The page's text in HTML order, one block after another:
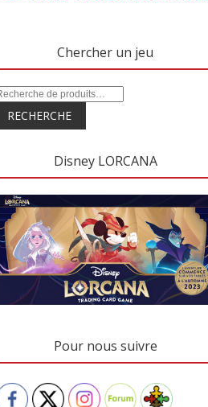
Chercher un jeu
RECHERCHE
Disney LORCANA
Pour nous suivre